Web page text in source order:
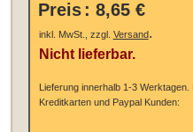
Preis : 8,65 €
inkl. MwSt., zzgl. Versand.
Nicht lieferbar.
Lieferung innerhalb 1-3 Werktagen.
Kreditkarten und Paypal Kunden: